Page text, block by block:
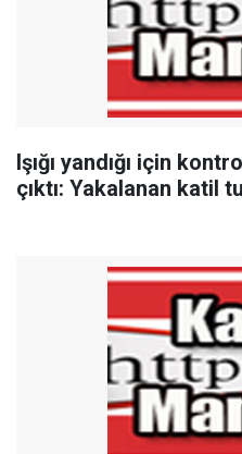
Işığı yandığı için
çıktı: Yakalanan katil